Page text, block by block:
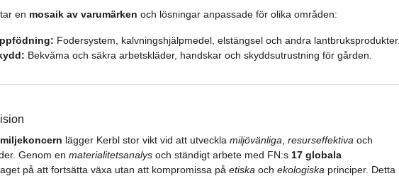
en mosaik av varumärken och lösningar anpassade för olika områden:
Fodersystem, kalvningshjälpmedel, elstängsel och andra lantbruksprodukter.
Bekväma och säkra arbetskläder, handskar och skyddsutrustning för gården.
lägger Kerbl stor vikt vid att utveckla miljövänliga resurseffektiva och
Genom en materialitetsanalysoch ständigt arbete med FN:s 17 globala
på att fortsätta växa utan att kompromissa på etiska och ekologiska principer. Detta